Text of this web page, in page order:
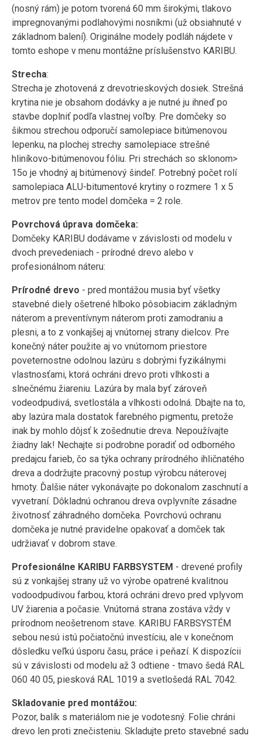
(nosný rám) je potom tvorená 60 mm širokými, tlakovo
impregnovanými podlahovými nosníkmi (už obsiahnuté v
základnom balení). Originálne modely podláh nájdete v
tomto eshope v menu montážne príslušenstvo KARIBU.
Strecha:
Strecha je zhotovená z drevotrieskových dosiek. Strešná
krytina nie je obsahom dodávky a je nutné ju ihneď po
stavbe doplniť podľa vlastnej voľby. Pre domčeky so
šikmou strechou odporučí samolepiace bitúmenovou
lepenku, na plochej strechy samolepiace strešné
hliníkovo-bitúmenovou fóliu. Pri strechách so sklonom>
15o je vhodný aj bitúmenový šindeľ. Potrebný počet rolí
samolepiaca ALU-bitumentové krytiny o rozmere 1 x 5
metrov pre tento model domčeka = 2 role.
Povrchová úprava domčeka:
Domčeky KARIBU dodávame v závislosti od modelu v
dvoch prevedeniach - prírodné drevo alebo v
profesionálnom náteru:
Prírodné drevo - pred montážou musia byť všetky
stavebné diely ošetrené hlboko pôsobiacim základným
náterom a preventívnym náterom proti zamodraniu a
plesni, a to z vonkajšej aj vnútornej strany dielcov. Pre
konečný náter použite aj vo vnútornom priestore
poveternostne odolnou lazúru s dobrými fyzikálnymi
vlastnosťami, ktorá ochráni drevo proti vlhkosti a
slnečnému žiareniu. Lazúra by mala byť zároveň
vodeodpudivá, svetlostála a vlhkosti odolná. Dbajte na to,
aby lazúra mala dostatok farebného pigmentu, pretože
inak by mohlo dôjsť k zošednutie dreva. Nepoužívajte
žiadny lak! Nechajte si podrobne poradiť od odborného
predajcu farieb, čo sa týka ochrany prírodného ihličnatého
dreva a dodržujte pracovný postup výrobcu náterovej
hmoty. Ďalšie náter vykonávajte po dokonalom zaschnutí a
vyvetraní. Dôkladnú ochranou dreva ovplyvníte zásadne
životnosť záhradného domčeka. Povrchovú ochranu
domčeka je nutné pravidelne opakovať a domček tak
udržiavať v dobrom stave.
Profesionálne KARIBU FARBSYSTEM - drevené profily
sú z vonkajšej strany už vo výrobe opatrené kvalitnou
vodoodpudivou farbou, ktorá ochráni drevo pred vplyvom
UV žiarenia a počasie. Vnútorná strana zostáva vždy v
prírodnom neošetrenom stave. KARIBU FARBSYSTÉM
sebou nesú istú počiatočnú investíciu, ale v konečnom
dôsledku veľkú úsporu času, práce i peňazí. K dispozícii
sú v závislosti od modelu až 3 odtiene - tmavo šedá RAL
060 40 05, piesková RAL 1019 a svetlošedá RAL 7042.
Skladovanie pred montážou:
Pozor, balík s materiálom nie je vodotesný. Folie chráni
drevo len proti znečisteniu. Skladujte preto stavebné sadu